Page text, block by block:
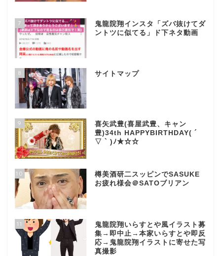
7
鬼龍院翔インスタ「ズバ抜けてダ
ントツに似てる」ド下ネタ動画
8 サイトマップ
9
喜矢武豊(喜屋武豊、キャン
豊)34th HAPPYBIRTHDAY( ´
▽ ` )ﾉ★☆☆
10
樽美酒研二スッピンでSASUKE
お疲れ様会＠SATOブリアン
11
鬼龍院翔いらすとや風イラスト募
集→即中止→本家いらすとや即反
応→鬼龍院翔イラストに寄せた写
真撮影